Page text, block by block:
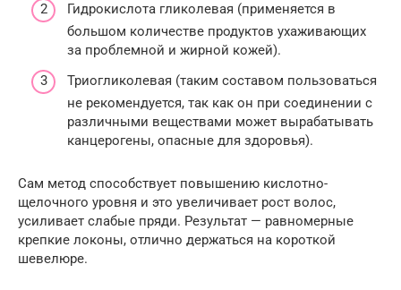
Гидрокислота гликолевая (применяется в
большом количестве продуктов ухаживающих
за проблемной и жирной кожей).
Триогликолевая (таким составом пользоваться
не рекомендуется, так как он при соединении с
различными веществами может вырабатывать
канцерогены, опасные для здоровья).
Сам метод способствует повышению кислотно-
щелочного уровня и это увеличивает рост волос,
усиливает слабые пряди. Результат — равномерные
крепкие локоны, отлично держаться на короткой
шевелюре.